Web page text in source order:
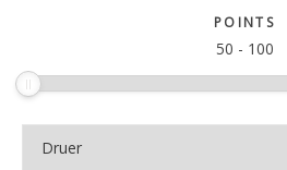
POINTS
50 - 100